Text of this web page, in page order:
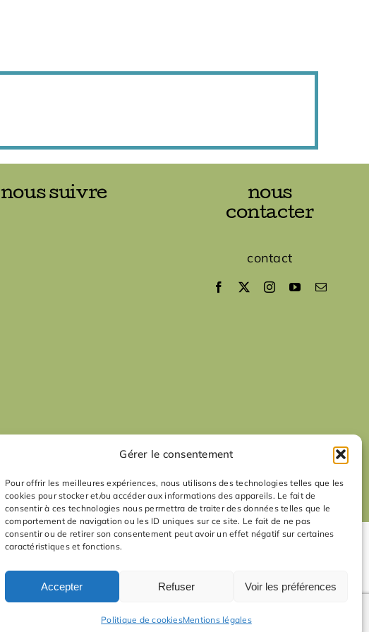
Gérer le consentement
Pour offrir les meilleures expériences, nous utilisons des technologies telles que les
cookies pour stocker et/ou accéder aux informations des appareils. Le fait de
consentir à ces technologies nous permettra de traiter des données telles que le
comportement de navigation ou les ID uniques sur ce site. Le fait de ne pas
consentir ou de retirer son consentement peut avoir un effet négatif sur certaines
caractéristiques et fonctions.
Accepter Refuser Voir les préférences
Politique de cookiesMentions légales
nous suivre
nous
contacter
contact